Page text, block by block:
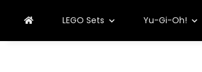
LEGO Sets Yu-Gi-Oh!